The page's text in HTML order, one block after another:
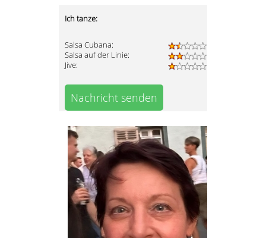
Ich tanze:
Salsa Cubana:
Salsa auf der Linie:
Jive:
Nachricht senden